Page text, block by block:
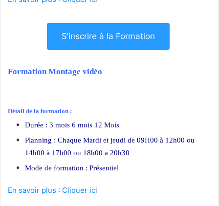
S’inscrire à la Formation
Formation Montage vidéo
Détail de la formation :
Durée : 3 mois 6 mois 12 Mois
Planning : Chaque Mardi et jeudi de 09H00 à 12h00 ou
14h00 à 17h00 ou 18h00 a 20h30
Mode de formation : Présentiel
En savoir plus : Cliquer ici